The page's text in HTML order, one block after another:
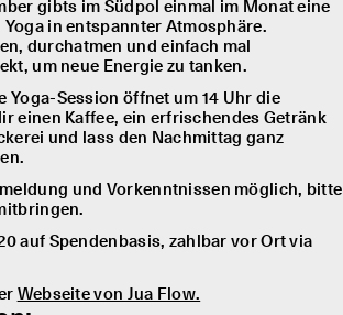
gibts im Südpol einmal im Monat eine
in entspannter Atmosphäre.
durchatmen und einfach mal
um neue Energie zu tanken.
Yoga-Session öffnet um 14 Uhr die
einen Kaffee, ein erfrischendes Getränk
und lass den Nachmittag ganz
und Vorkenntnissen möglich, bitte
auf Spendenbasis, zahlbar vor Ort via
Webseite von Jua Flow.